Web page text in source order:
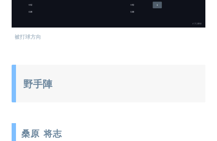
被打球方向
野手陣
桑原 将志